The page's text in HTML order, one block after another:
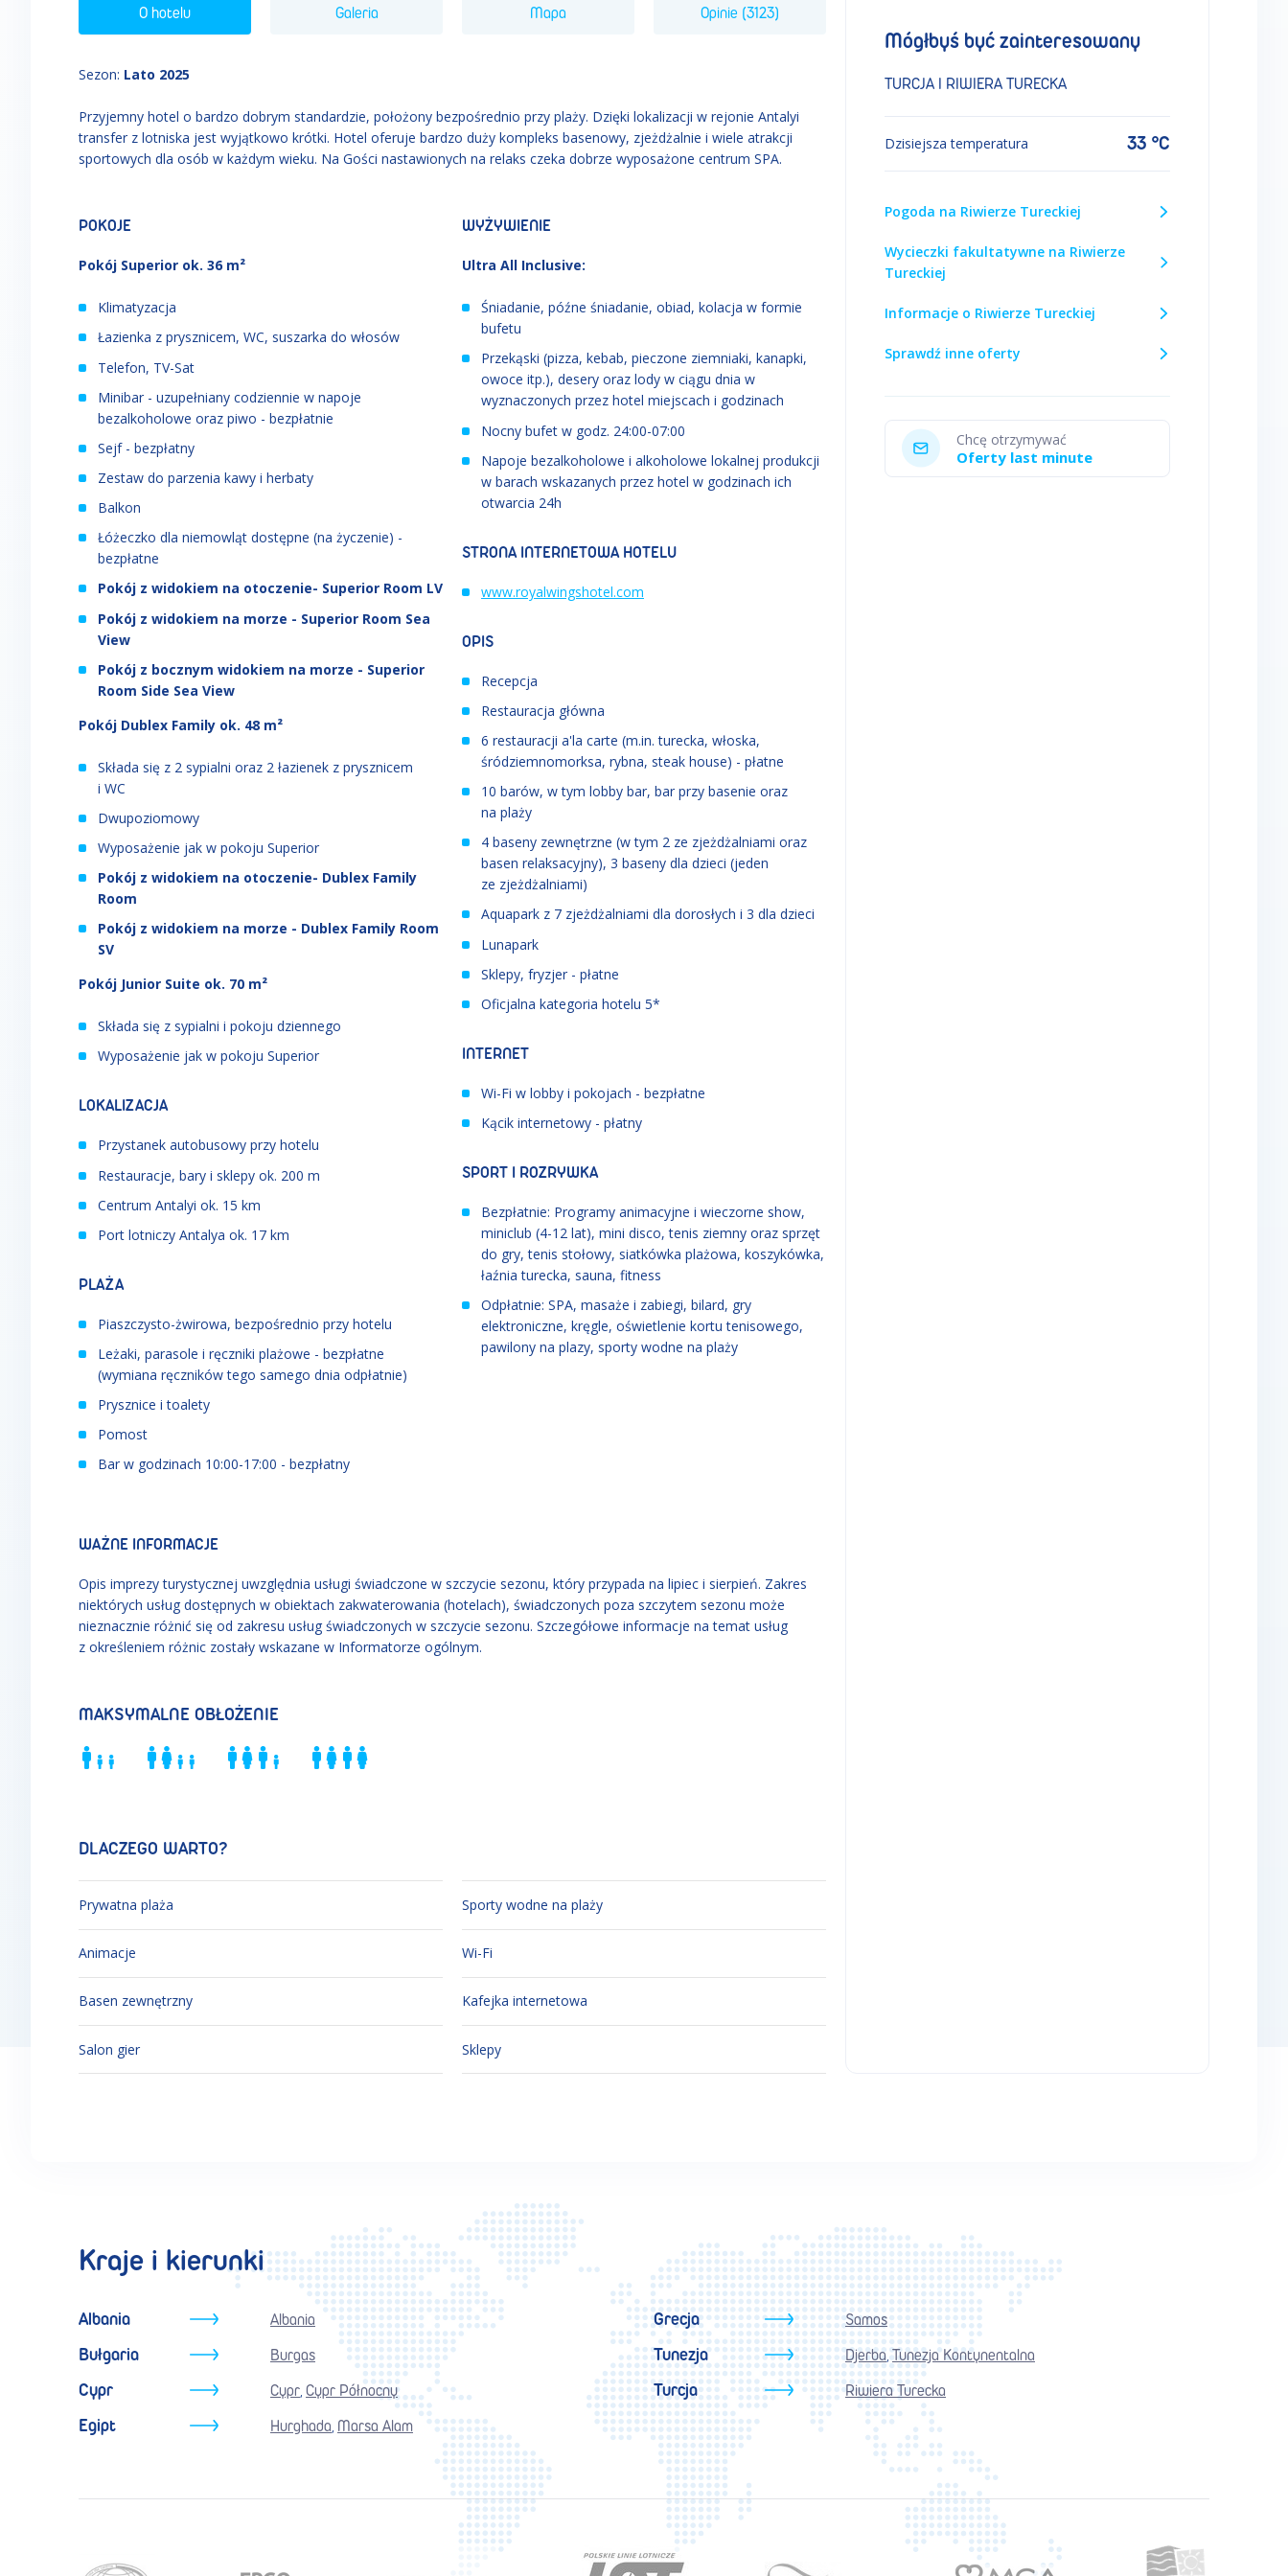
O hotelu Galeria Mapa Opinie (3123)
Sezon: Lato 2025
Przyjemny hotel o bardzo dobrym standardzie, położony bezpośrednio przy plaży. Dzięki lokalizacji w rejonie Antalyi
transfer z lotniska jest wyjątkowo krótki. Hotel oferuje bardzo duży kompleks basenowy, zjeżdżalnie i wiele atrakcji
sportowych dla osób w każdym wieku. Na Gości nastawionych na relaks czeka dobrze wyposażone centrum SPA.
POKOJE
Pokój Superior ok. 36 m²
Klimatyzacja
Łazienka z prysznicem, WC, suszarka do włosów
Telefon, TV-Sat
Minibar - uzupełniany codziennie w napoje
bezalkoholowe oraz piwo - bezpłatnie
Sejf - bezpłatny
Zestaw do parzenia kawy i herbaty
Balkon
Łóżeczko dla niemowląt dostępne (na życzenie) -
bezpłatne
Pokój z widokiem na otoczenie- Superior Room LV
Pokój z widokiem na morze - Superior Room Sea
View
Pokój z bocznym widokiem na morze - Superior
Room Side Sea View
Pokój Dublex Family ok. 48 m²
Składa się z 2 sypialni oraz 2 łazienek z prysznicem
i WC
Dwupoziomowy
Wyposażenie jak w pokoju Superior
Pokój z widokiem na otoczenie- Dublex Family
Room
Pokój z widokiem na morze - Dublex Family Room
SV
Pokój Junior Suite ok. 70 m²
Składa się z sypialni i pokoju dziennego
Wyposażenie jak w pokoju Superior
LOKALIZACJA
Przystanek autobusowy przy hotelu
Restauracje, bary i sklepy ok. 200 m
Centrum Antalyi ok. 15 km
Port lotniczy Antalya ok. 17 km
PLAŻA
Piaszczysto-żwirowa, bezpośrednio przy hotelu
Leżaki, parasole i ręczniki plażowe - bezpłatne
(wymiana ręczników tego samego dnia odpłatnie)
Prysznice i toalety
Pomost
Bar w godzinach 10:00-17:00 - bezpłatny
WYŻYWIENIE
Ultra All Inclusive:
Śniadanie, późne śniadanie, obiad, kolacja w formie
bufetu
Przekąski (pizza, kebab, pieczone ziemniaki, kanapki,
owoce itp.), desery oraz lody w ciągu dnia w
wyznaczonych przez hotel miejscach i godzinach
Nocny bufet w godz. 24:00-07:00
Napoje bezalkoholowe i alkoholowe lokalnej produkcji
w barach wskazanych przez hotel w godzinach ich
otwarcia 24h
STRONA INTERNETOWA HOTELU
www.royalwingshotel.com
OPIS
Recepcja
Restauracja główna
6 restauracji a'la carte (m.in. turecka, włoska,
śródziemnomorksa, rybna, steak house) - płatne
10 barów, w tym lobby bar, bar przy basenie oraz
na plaży
4 baseny zewnętrzne (w tym 2 ze zjeżdżalniami oraz
basen relaksacyjny), 3 baseny dla dzieci (jeden
ze zjeżdżalniami)
Aquapark z 7 zjeżdżalniami dla dorosłych i 3 dla dzieci
Lunapark
Sklepy, fryzjer - płatne
Oficjalna kategoria hotelu 5*
INTERNET
Wi-Fi w lobby i pokojach - bezpłatne
Kącik internetowy - płatny
SPORT I ROZRYWKA
Bezpłatnie: Programy animacyjne i wieczorne show,
miniclub (4-12 lat), mini disco, tenis ziemny oraz sprzęt
do gry, tenis stołowy, siatkówka plażowa, koszykówka,
łaźnia turecka, sauna, fitness
Odpłatnie: SPA, masaże i zabiegi, bilard, gry
elektroniczne, kręgle, oświetlenie kortu tenisowego,
pawilony na plazy, sporty wodne na plaży
WAŻNE INFORMACJE
Opis imprezy turystycznej uwzględnia usługi świadczone w szczycie sezonu, który przypada na lipiec i sierpień. Zakres
niektórych usług dostępnych w obiektach zakwaterowania (hotelach), świadczonych poza szczytem sezonu może
nieznacznie różnić się od zakresu usług świadczonych w szczycie sezonu. Szczegółowe informacje na temat usług
z określeniem różnic zostały wskazane w Informatorze ogólnym.
MAKSYMALNE OBŁOŻENIE
DLACZEGO WARTO?
Prywatna plaża Sporty wodne na plaży
Animacje Wi-Fi
Basen zewnętrzny Kafejka internetowa
Salon gier Sklepy
Mógłbyś być zainteresowany
TURCJA I RIWIERA TURECKA
Dzisiejsza temperatura 33 °C
Pogoda na Riwierze Tureckiej
Wycieczki fakultatywne na Riwierze
Tureckiej
Informacje o Riwierze Tureckiej
Sprawdź inne oferty
Chcę otrzymywać
Oferty last minute
Kraje i kierunki
Albania Albania
Bułgaria Burgas
Cypr Cypr, Cypr Północny
Egipt Hurghada, Marsa Alam
Grecja Samos
Tunezja Djerba,Tunezja Kontynentalna
Turcja Riwiera Turecka